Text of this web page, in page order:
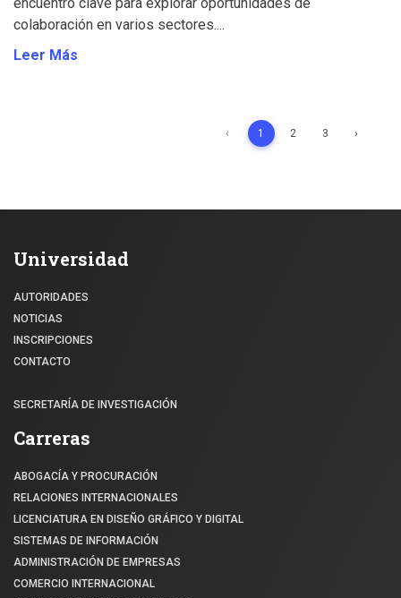
colaboración en varios sectores....
Leer Más
‹ 1 2 3 ›
Universidad
AUTORIDADES
NOTICIAS
INSCRIPCIONES
CONTACTO
SECRETARÍA DE INVESTIGACIÓN
Carreras
ABOGACÍA Y PROCURACIÓN
RELACIONES INTERNACIONALES
LICENCIATURA EN DISEÑO GRÁFICO Y DIGITAL
SISTEMAS DE INFORMACIÓN
ADMINISTRACIÓN DE EMPRESAS
COMERCIO INTERNACIONAL